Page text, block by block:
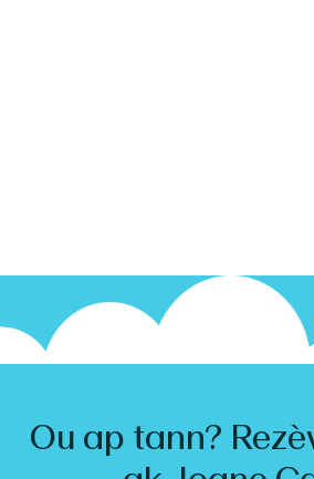
Ou ap tann?